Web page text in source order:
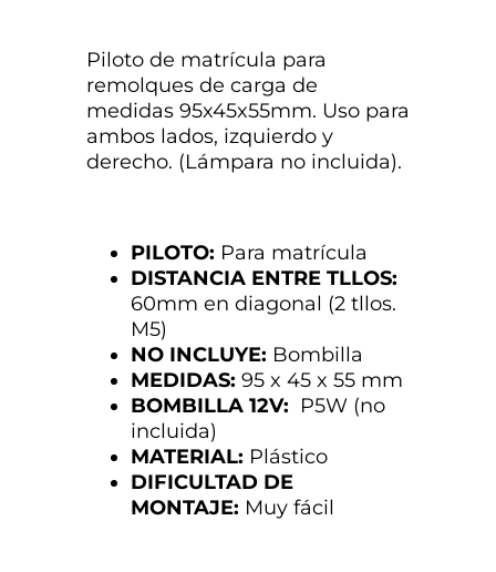
Piloto de matrícula para
remolques de carga de
medidas 95x45x55mm. Uso para
ambos lados, izquierdo y
derecho. (Lámpara no incluida).
PILOTO: Para matrícula
DISTANCIA ENTRE TLLOS:
60mm en diagonal (2 tllos.
M5)
NO INCLUYE: Bombilla
MEDIDAS: 95 x 45 x 55 mm
BOMBILLA 12V: P5W (no
incluida)
MATERIAL: Plástico
DIFICULTAD DE
MONTAJE: Muy fácil